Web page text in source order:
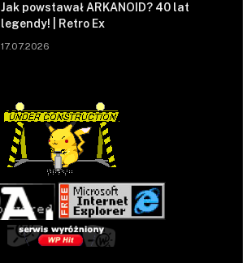
Jak powstawał ARKANOID? 40 lat
legendy! | Retro Ex
17.07.2026